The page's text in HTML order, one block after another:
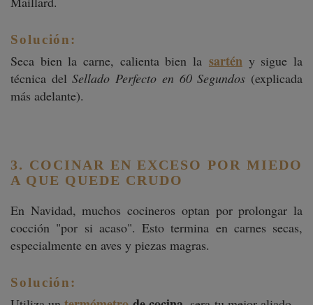
Solución:
Seca bien la carne, calienta bien la sartény sigue la
técnica delSellado Perfecto en 60 Segundos (explicada
más adelante).
3. COCINAR EN EXCESO POR MIEDO
A QUE QUEDE CRUDO
En Navidad, muchos cocineros optan por prolongar la
cocción "por si acaso". Esto termina en carnes secas,
especialmente en aves y piezas magras.
Solución: